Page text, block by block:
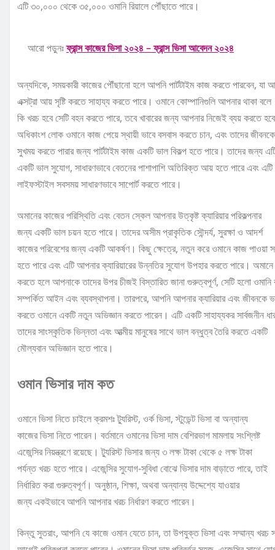
এটি ৩০,০০০ থেকে ৩৫,০০০ ওমানি রিয়ালে পৌঁছাতে পারে।
আরো পড়ুনঃফ্রান্স কাজের ভিসা ২০২৪ – ফ্রান্স ভিসা আবেদন ২০২৪
অন্যদিকে, সময়কারী কাজের পৌঁছানো হলে আপনি পার্টটাইম কাজ করতে পারবেন, যা
এক্সট্রা আয় সৃষ্টি করতে সাহায্য করতে পারে। ওমানে কোম্পানিগুলি আপনার থাকা বলে
কি খরচ হবে সেটি বহন করতে পারে, তবে খাবারের জন্য আপনার নিজেই ব্যয় করতে
অধিকাংশ লোক ওমানে কাজ পেয়ে স্থায়ী ভাবে বসবাস করতে চান, এবং তাদের
সুখময় করতে পারার জন্য পার্টটাইম কাজ একটি ভাল বিকল্প হতে পারে। তাদের জন্য
একটি ভাল সুযোগ, সাধারণভাবে বেতনের পাশাপাশি অতিরিক্ত আয় হতে পারে এবং
লাইফস্টাইল সবসময় সাধারণভাবে সাপোর্ট করতে পারে।
অমানের কাজের পরিস্থিতি এবং বেতন স্কেল আপনার উত্কৃষ্ট ক্যারিয়ার পরিকল্পনার
জন্য একটি ভাল চয়ন হতে পারে। তাদের অসীম প্রাকৃতিক সৌন্দর্য, সুরক্ষা ও আদর্শ
কাজের পরিবেশের জন্য একটি আকর্ষণ। কিছু ক্ষেত্রে, নতুন করে ওমানে কাজ পাওয়া
হতে পারে এবং এটি আপনার ক্যারিয়ারের উন্নতির সুযোগ উপহার করতে পারে।
করতে হলে আপনাকে তাদের উপর চীজই বিস্তারিত জানা গুরুত্বপূর্ণ, সেটি হলো
সম্পর্কিত আইন এবং ব্যবস্থাপনা। তারপরে, আপনি আপনার ক্যারিয়ার এবং জীবনকে
করতে ওমানে একটি নতুন অভিজ্ঞান করতে পারেন। এটি একটি সাহায্যকর সার্বজনীন
তাদের সাংস্কৃতিক ভিন্নতা এবং আত্মীয় মানুষের সাথে ভাল বন্ধুত্ব তৈরি করতে একটি
মৌল্যবান অভিজ্ঞান হতে পারে।
ওমান ভিসার দাম কত
ওমানে ভিসা নিতে চাইলে ক্রমশঃ ট্যুরিস্ট, ওর্ক ভিসা, স্টুডেন্ট ভিসা বা অন্যান্য
কাজের ভিসা নিতে পারেন। বর্তমানে ওমানের ভিসা দাম বেশিরভাগ মামলায় সংশ্লিষ্ট
এজেন্সির নিয়ন্ত্রণে রয়েছে। ট্যুরিস্ট ভিসার জন্য ৩ লক্ষ টাকা থেকে ৫ লক্ষ টাকা
পর্যন্ত খরচ হতে পারে। এজেন্সির সুযোগ-সুবিধা বোঝে ভিসার দাম বাড়াতে পারে, তাই
নির্ধারিত করা গুরুত্বপূর্ণ। অনুষ্ঠান, শিক্ষা, অথবা অন্যান্য উদ্দেশ্যে যাওয়ার
জন্য একইভাবে আপনি আপনার খরচ নির্ধারণ করতে পারেন।
কিন্তু সুতরাং, আপনি যে কাজে ওমান যেতে চান, তা উপযুক্ত ভিসা এবং সম্মান্য খরচ